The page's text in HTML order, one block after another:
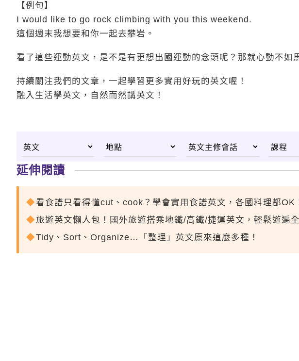
【例句】
I would like to go rock climbing with you this weekend.
這個週末我想要和你一起去攀岩。
看了這些運動英文，是不是有更想出國運動的念頭呢？那就心動不如
持續關注我們的文章，一起學習更多實用好玩的英文喔！
融入生活學英文，自然而然講英文！
延伸閱讀
看食譜只看得懂cut、cook？學會實用食譜英文，各國料理都OK
旅遊英文懶人包！國外旅遊搭乘地鐵/高鐵/捷運英文，輕鬆遊遍
Tidy、Sort、Organize…「整理」英文原來這麼多種！